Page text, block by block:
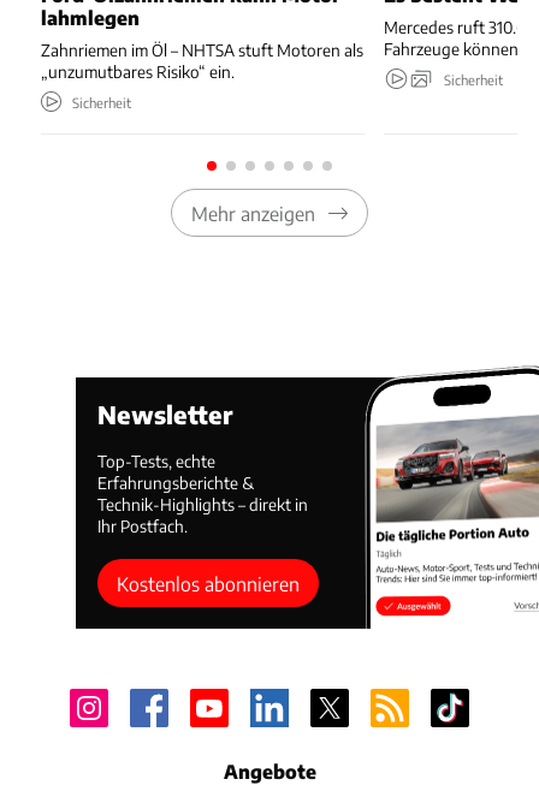
lahmlegen
Zahnriemen im Öl – NHTSA stuft Motoren als
„unzumutbares Risiko“ ein.
Sicherheit
Mercedes ruft
Fahrzeuge können
Sicherheit
Mehr anzeigen
Newsletter
Top-Tests, echte
Erfahrungsberichte &
Technik-Highlights – direkt in
Ihr Postfach.
Kostenlos abonnieren
Angebote